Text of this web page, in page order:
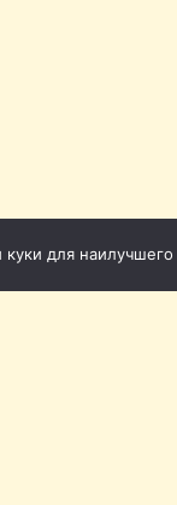
для наилучшего